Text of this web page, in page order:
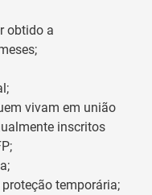
obtido a
vivam em união
inscritos
temporária;